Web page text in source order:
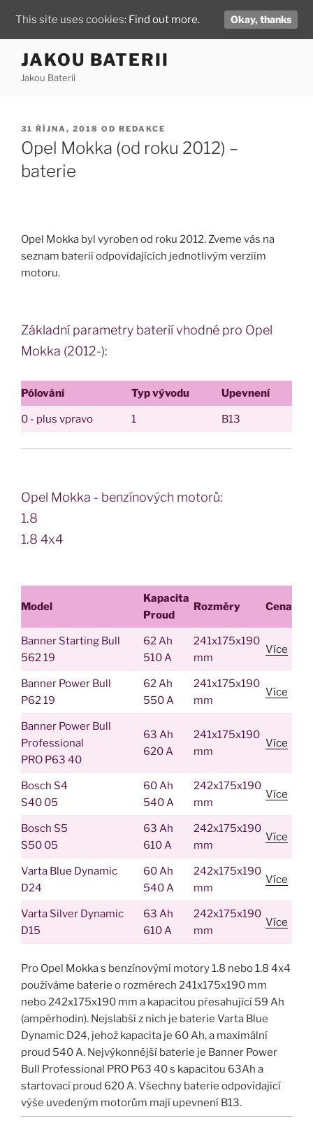
obsahu
JAKOU BATERII
Jakou Baterii
PUBLIKOVÁNO
31 ŘÍJNA, 2018 OD REDAKCE
Opel Mokka (od roku 2012) –
baterie
Opel Mokka byl vyroben od roku 2012. Zveme vás na
seznam baterií odpovídajících jednotlivým verziím
motoru.
Základní parametry baterií vhodné pro Opel
Mokka (2012-):
Pólování Typ vývodu Upevnení
0 - plus vpravo 1 B13
Opel Mokka - benzínových motorů:
1.8
1.8 4x4
Model
Kapacita
Proud
Rozměry Cena
Banner Starting Bull
562 19
62 Ah
510 A
241x175x190
mm
Více
Banner Power Bull
P62 19
62 Ah
550 A
241x175x190
mm
Více
Banner Power Bull
Professional
PRO P63 40
63 Ah
620 A
241x175x190
mm
Více
Bosch S4
S40 05
60 Ah
540 A
242x175x190
mm
Více
Bosch S5
S50 05
63 Ah
610 A
242x175x190
mm
Více
Varta Blue Dynamic
D24
60 Ah
540 A
242x175x190
mm
Více
Varta Silver Dynamic
D15
63 Ah
610 A
242x175x190
mm
Více
Pro Opel Mokka s benzínovými motory 1.8 nebo 1.8 4x4
používáme baterie o rozměrech 241x175x190 mm
nebo 242x175x190 mm a kapacitou přesahující 59 Ah
(ampérhodin). Nejslabší z nich je baterie Varta Blue
Dynamic D24, jehož kapacita je 60 Ah, a maximální
proud 540 A. Nejvýkonnější baterie je Banner Power
Bull Professional PRO P63 40 s kapacitou 63Ah a
startovací proud 620 A. Všechny baterie odpovídající
výše uvedeným motorům mají upevnení B13.
This site uses cookies: Find out more. Okay, thanks